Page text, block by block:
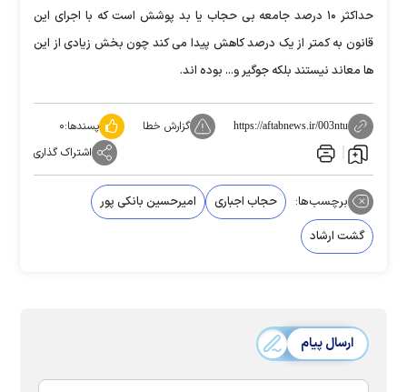
حداکثر ۱۰ درصد جامعه بی حجاب یا بد پوشش است که با اجرای این
قانون به کمتر از یک درصد کاهش پیدا می کند چون بخش زیادی از این
ها معاند نیستند بلکه جوگیر و... بوده اند.
https://aftabnews.ir/003ntu گزارش خطا پسندها:۰
اشتراک گذاری
برچسب‌ها: حجاب اجباری
امیرحسین بانکی پور
گشت ارشاد
ارسال پیام